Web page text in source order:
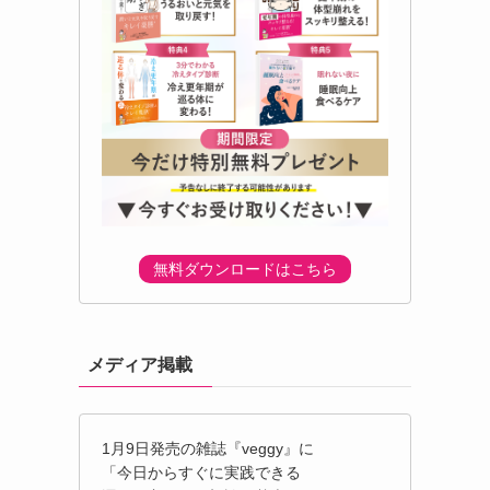
無料ダウンロードはこちら
メディア掲載
1月9日発売の雑誌『veggy』に
「今日からすぐに実践できる